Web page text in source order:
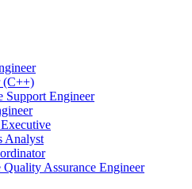
(C++)
Support Engineer
Analyst
Quality Assurance Engineer